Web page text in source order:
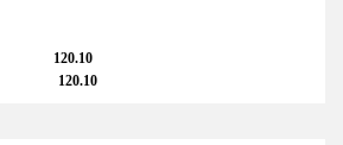
120.10
120.10